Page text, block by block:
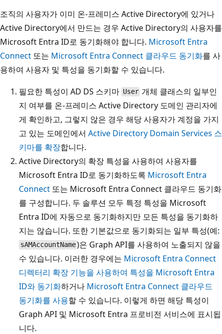
조직의 사용자가 이미 온-프레미스 Active Directory에 있거나
Active Directory에서 만드는 경우 Active Directory의 사용자를
Microsoft Entra ID로 동기화해야 합니다. Microsoft Entra
Connect 또는 Microsoft Entra Connect 클라우드 동기화를 사
용하여 사용자 및 특성을 동기화할 수 있습니다.
필요한 특성이 AD DS 스키마 User 개체 클래스의 일부인
지 여부를 온-프레미스 Active Directory 도메인 관리자에
게 확인하고, 그렇지 않은 경우 해당 사용자가 계정을 가지
고 있는 도메인에서 Active Directory Domain Services 스
키마를 확장합니다.
Active Directory의 확장 특성을 사용하여 사용자를
Microsoft Entra ID로 동기화하도록 Microsoft Entra
Connect 또는 Microsoft Entra Connect 클라우드 동기화
를 구성합니다. 두 솔루션 모두 특정 특성을 Microsoft
Entra ID에 자동으로 동기화하지만 모든 특성을 동기화하
지는 않습니다. 또한 기본값으로 동기화되는 일부 특성(예:
sAMAccountName)은 Graph API를 사용하여 노출되지 않을
수 있습니다. 이러한 경우에는 Microsoft Entra Connect
디렉터리 확장 기능을 사용하여 특성을 Microsoft Entra
ID와 동기화하거나 Microsoft Entra Connect 클라우드
동기화를 사용할 수 있습니다. 이렇게 하면 해당 특성이
Graph API 및 Microsoft Entra 프로비전 서비스에 표시됩
니다.